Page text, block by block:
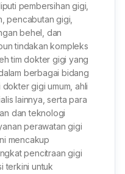
pembersihan gigi,
pencabutan gigi,
behel, dan
tindakan kompleks
tim dokter gigi yang
berbagai bidang
gigi umum, ahli
lainnya, serta para
dan teknologi
perawatan gigi
mencakup
pencitraan gigi
terkini untuk